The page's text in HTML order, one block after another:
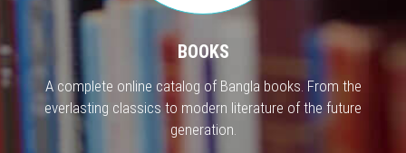
BOOKS
A complete online catalog of Bangla books. From the
everlasting classics to modern literature of the future
generation.